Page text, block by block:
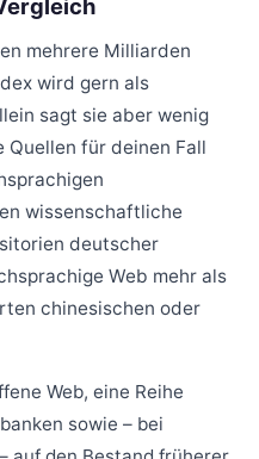
mehrere Milliarden
wird gern als
sagt sie aber wenig
für deinen Fall
wissenschaftliche
deutscher
Web mehr als
chinesischen oder
Web, eine Reihe
sowie – bei